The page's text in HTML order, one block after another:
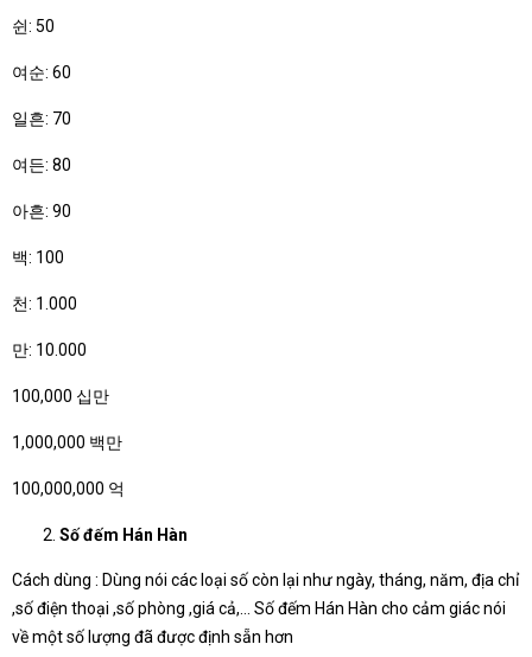
쉰: 50
여순: 60
일흔: 70
여든: 80
아흔: 90
백: 100
천: 1.000
만: 10.000
100,000 십만
1,000,000 백만
100,000,000 억
Số đếm Hán Hàn
Cách dùng : Dùng nói các loại số còn lại như ngày, tháng, năm, địa chỉ
,số điện thoại ,số phòng ,giá cả,… Số đếm Hán Hàn cho cảm giác nói
về một số lượng đã được định sẵn hơn